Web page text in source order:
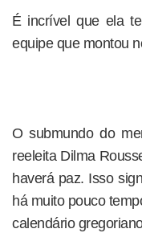
É incrível que ela
equipe que montou
O submundo do
reeleita Dilma
haverá paz. Isso
há muito pouco
calendário